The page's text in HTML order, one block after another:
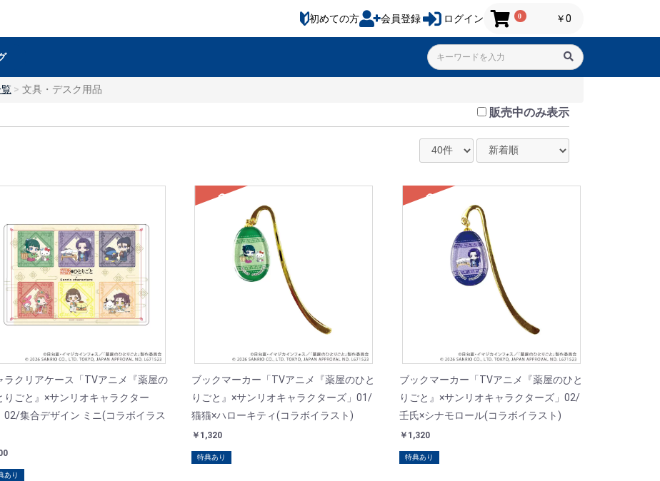
初めての方 会員登録 ログイン 0 ￥0
文具・デスク用品
販売中のみ表示
ラクリアケース「TVアニメ『薬屋の
りごと』×サンリオキャラクター
02/集合デザイン ミニ(コラボイラス
あり
SOLD
ブックマーカー「TVアニメ『薬屋のひと
りごと』×サンリオキャラクターズ」01/
猫猫×ハローキティ(コラボイラスト)
￥1,320
特典あり
SOLD
ブックマーカー「TVアニメ『薬屋のひと
りごと』×サンリオキャラクターズ」02/
壬氏×シナモロール(コラボイラスト)
￥1,320
特典あり